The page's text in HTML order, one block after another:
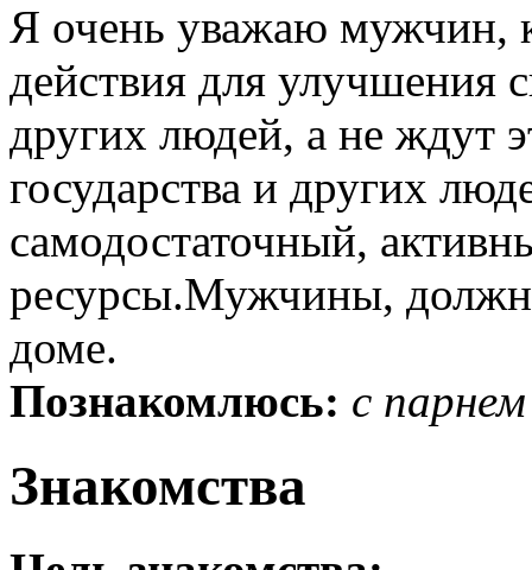
Я очень уважаю мужчин,
действия для улучшения
других людей, а не ждут
государства и других
самодостаточный,
ресурсы.Мужчины,
доме.
Познакомлюсь: с
Знакомства